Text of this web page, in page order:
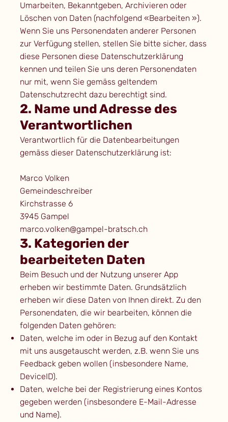
Umarbeiten, Bekanntgeben, Archivieren oder
Löschen von Daten (nachfolgend «Bearbeiten »).
Wenn Sie uns Personendaten anderer Personen
zur Verfügung stellen, stellen Sie bitte sicher, dass
diese Personen diese Datenschutzerklärung
kennen und teilen Sie uns deren Personendaten
nur mit, wenn Sie gemäss geltendem
Datenschutzrecht dazu berechtigt sind.
2. Name und Adresse des
Verantwortlichen
Verantwortlich für die Datenbearbeitungen
gemäss dieser Datenschutzerklärung ist:
Marco Volken
Gemeindeschreiber
Kirchstrasse 6
3945 Gampel
marco.volken@gampel-bratsch.ch
3. Kategorien der
bearbeiteten Daten
Beim Besuch und der Nutzung unserer App
erheben wir bestimmte Daten. Grundsätzlich
erheben wir diese Daten von Ihnen direkt. Zu den
Personendaten, die wir bearbeiten, können die
folgenden Daten gehören:
Daten, welche im oder in Bezug auf den Kontakt
mit uns ausgetauscht werden, z.B. wenn Sie uns
Feedback geben wollen (insbesondere Name,
DeviceID).
Daten, welche bei der Registrierung eines Kontos
gegeben werden (insbesondere E-Mail-Adresse
und Name).